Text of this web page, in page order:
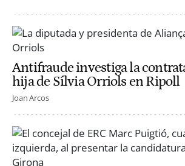
Antifraude investiga la
hija de Sílvia Orriols en Ripoll
Joan Arcos